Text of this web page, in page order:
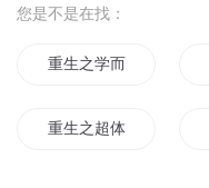
您是不是在找：
重生之学而优则商
重生之超体进化